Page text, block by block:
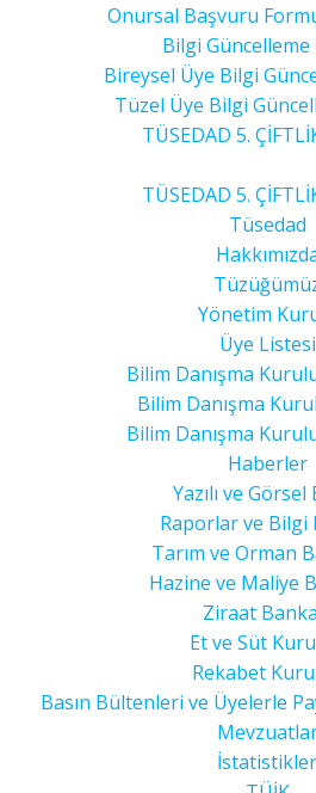
Onursal Başvuru
Bilgi Güncelleme
Bireysel Üye Bilgi
Tüzel Üye Bilgi
TÜSEDAD 5.
TÜSEDAD 5.
Tüsedad
Yönetim
Üye Listesi
Bilim Danışma
Bilim Danışma
Bilim Danışma
Haberler
Yazılı ve Görsel
Raporlar ve Bilgi
Tarım ve Orman
Hazine ve Maliye
Ziraat
Et ve Süt
Rekabet
Basın Bültenleri ve Üyelerle
İstatistikler